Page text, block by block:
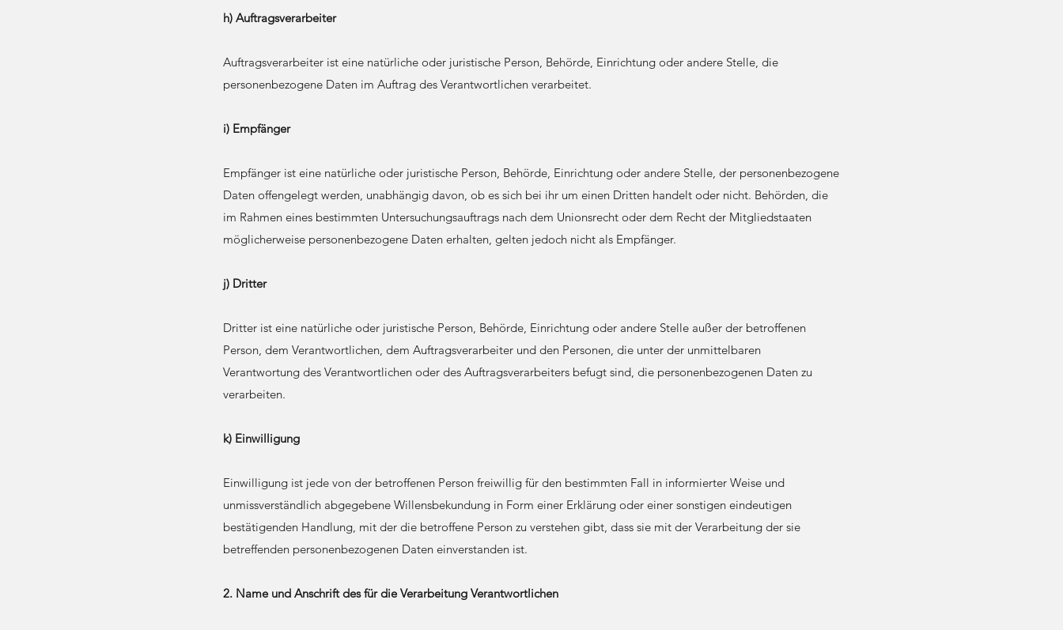
h) Auftragsverarbeiter
Auftragsverarbeiter ist eine natürliche oder juristische Person, Behörde, Einrichtung oder andere Stelle, die
personenbezogene Daten im Auftrag des Verantwortlichen verarbeitet.
i) Empfänger
Empfänger ist eine natürliche oder juristische Person, Behörde, Einrichtung oder andere Stelle, der personenbezogene
Daten offengelegt werden, unabhängig davon, ob es sich bei ihr um einen Dritten handelt oder nicht. Behörden, die
im Rahmen eines bestimmten Untersuchungsauftrags nach dem Unionsrecht oder dem Recht der Mitgliedstaaten
möglicherweise personenbezogene Daten erhalten, gelten jedoch nicht als Empfänger.
j) Dritter
Dritter ist eine natürliche oder juristische Person, Behörde, Einrichtung oder andere Stelle außer der betroffenen
Person, dem Verantwortlichen, dem Auftragsverarbeiter und den Personen, die unter der unmittelbaren
Verantwortung des Verantwortlichen oder des Auftragsverarbeiters befugt sind, die personenbezogenen Daten zu
verarbeiten.
k) Einwilligung
Einwilligung ist jede von der betroffenen Person freiwillig für den bestimmten Fall in informierter Weise und
unmissverständlich abgegebene Willensbekundung in Form einer Erklärung oder einer sonstigen eindeutigen
bestätigenden Handlung, mit der die betroffene Person zu verstehen gibt, dass sie mit der Verarbeitung der sie
betreffenden personenbezogenen Daten einverstanden ist.
2. Name und Anschrift des für die Verarbeitung Verantwortlichen